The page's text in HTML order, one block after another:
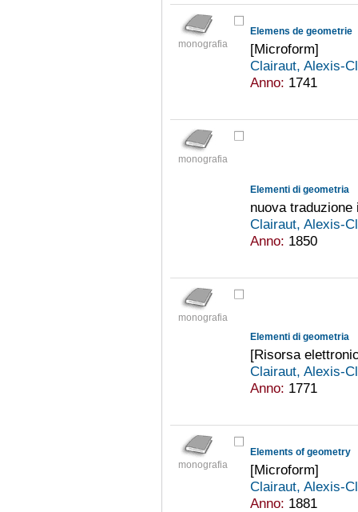
monografia
Elemens de geometrie
[Microform]
Clairaut, Alexis-
Anno: 1741
monografia
Elementi di geometria
nuova traduzione
Clairaut, Alexis-
Anno: 1850
monografia
Elementi di geometria
[Risorsa
Clairaut, Alexis-
Anno: 1771
monografia
Elements of geometry
[Microform]
Clairaut, Alexis-
Anno: 1881